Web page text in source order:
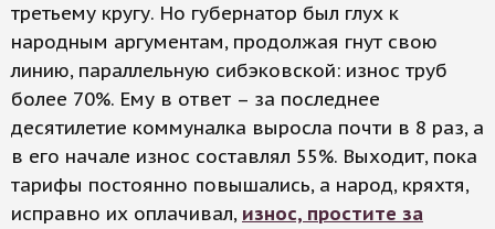
третьему кругу. Но губернатор был глух к
народным аргументам, продолжая гнут свою
линию, параллельную сибэковской: износ труб
более 70%. Ему в ответ – за последнее
десятилетие коммуналка выросла почти в 8 раз, а
в его начале износ составлял 55%. Выходит, пока
тарифы постоянно повышались, а народ, кряхтя,
исправно их оплачивал, износ, простите за